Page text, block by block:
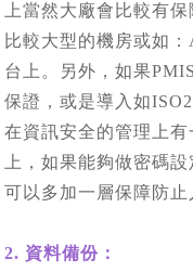
上當然大廠會比較有
比較大型的機房或如
台上。另外，如果
保證，或是導入如
在資訊安全的管理上
上，如果能夠做密碼
可以多加一層保障防止
2. 資料備份：